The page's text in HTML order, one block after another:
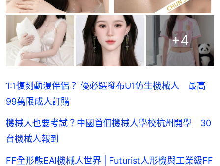
+4
1:1復刻動漫伴侶？ 優必選發布U1仿生機械人 最高
99萬限成人訂購
機械人也要考試？中國首個機械人學校杭州開學 30
台機械人報到
FF全形態EAI機械人世界 | Futurist人形機與工業級FF